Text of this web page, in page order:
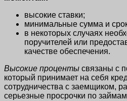
высокие ставки;
минимальные сумма и
в некоторых случаях
поручителей или
качестве обеспечения.
Высокие проценты связаны с
который принимает на себя
сотрудничества с заемщиком,
серьезные просрочки по